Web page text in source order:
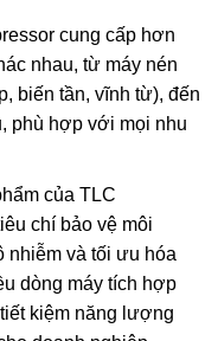
cung cấp hơn
nhau, từ máy nén
biến tần, vĩnh từ), đến
phù hợp với mọi nhu
của TLC
chí bảo vệ môi
nhiễm và tối ưu hóa
dòng máy tích hợp
kiệm năng lượng